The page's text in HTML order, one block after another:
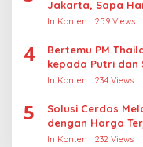
Jakarta, Sapa
In Konten 259 Views
4
Bertemu PM
kepada Putri dan
Thailand
In Konten 234 Views
5
Solusi Cerdas
dengan Harga
In Konten 232 Views